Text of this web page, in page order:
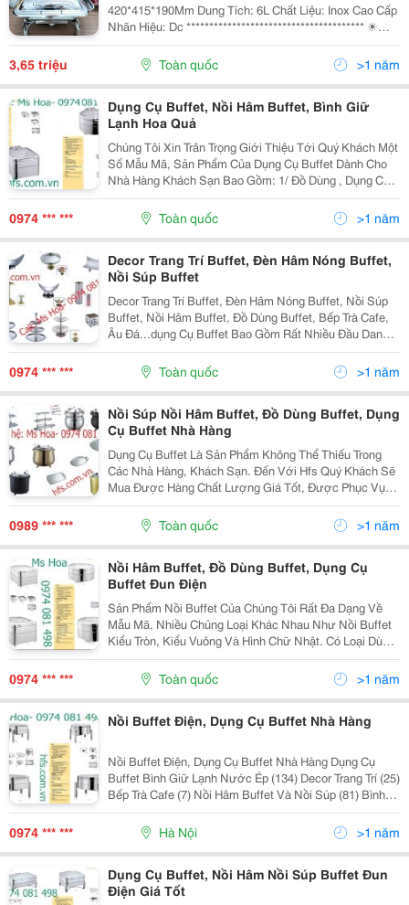
420*415*190Mm Dung Tích: 6L Chất Liệu: Inox Cao Cấp
Nhãn Hiệu: Dc *************************************** ☀
Quý Khách Hàng Tham Khảo Thêm Các Sản Phẩm
3,65 triệu Toàn quốc >1 năm
Dụng Cụ Buffet, Nồi Hâm Buffet, Bình Giữ
Lạnh Hoa Quả
Chúng Tôi Xin Trân Trọng Giới Thiệu Tới Quý Khách Một
Số Mẫu Mã, Sản Phẩm Của Dụng Cụ Buffet Dành Cho
Nhà Hàng Khách Sạn Bao Gồm: 1/ Đồ Dùng , Dụng Cụ
Buffet Của Nồi Buffet Gồm Có: Nồi Buffet Tròn, Nồi
Buffet Hình Chữ Nhật, Nồi Soup Đôi, Nồi Buffet...
0974 *** *** Toàn quốc >1 năm
Decor Trang Trí Buffet, Đèn Hâm Nóng Buffet,
Nồi Súp Buffet
Decor Trang Trí Buffet, Đèn Hâm Nóng Buffet, Nồi Súp
Buffet, Nồi Hâm Buffet, Đồ Dùng Buffet, Bếp Trà Cafe,
Âu Đá...dụng Cụ Buffet Bao Gồm Rất Nhiều Đầu Danh
Mục Sản Phẩm Để Được Tư Vấn Và Nhận Báo Giá Vui
Lòng Gọi Hotline: 0974.081.498 (Ms Hoa)...
0974 *** *** Toàn quốc >1 năm
Nồi Súp Nồi Hâm Buffet, Đồ Dùng Buffet, Dụng
Cụ Buffet Nhà Hàng
Dụng Cụ Buffet Là Sản Phẩm Không Thể Thiếu Trong
Các Nhà Hàng, Khách Sạn. Đến Với Hfs Quý Khách Sẽ
Mua Được Hàng Chất Lượng Giá Tốt, Được Phục Vụ
Chu Đáo Bởi Đội Ngũ Nhân Viên Chuyên Nghiệp, Đáp
Ứng Tất Cả Các Yêu Cầu Khách Đưa Ra. Để Được Tư
Vấn Chi...
0989 *** *** Toàn quốc >1 năm
Nồi Hâm Buffet, Đồ Dùng Buffet, Dụng Cụ
Buffet Đun Điện
Sản Phẩm Nồi Buffet Của Chúng Tôi Rất Đa Dạng Về
Mẫu Mã, Nhiều Chủng Loại Khác Nhau Như Nồi Buffet
Kiểu Tròn, Kiểu Vuông Và Hình Chữ Nhật. Có Loại Dùng
Điện, Có Loại Dùng Cồn... Nhằm Đáp Ứng Được Mọi
Nhu Cầu Của Quý Khách.ngoài Ra Chúng Tôi Còn Có...
0974 *** *** Toàn quốc >1 năm
Nồi Buffet Điện, Dụng Cụ Buffet Nhà Hàng
Nồi Buffet Điện, Dụng Cụ Buffet Nhà Hàng Dụng Cụ
Buffet Bình Giữ Lạnh Nước Ép (134) Decor Trang Trí (25)
Bếp Trà Cafe (7) Nồi Hâm Buffet Và Nồi Súp (81) Bình
Hâm Caffe (23) Bát Đựng Salad (3) Đèn Hâm Nóng
Thức Ăn (33) Bình Đựng Ngũ...
0974 *** *** Hà Nội >1 năm
Dụng Cụ Buffet, Nồi Hâm Nồi Súp Buffet Đun
Điện Giá Tốt